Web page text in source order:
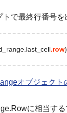
トで最終行番号
.row)
オブジェクト
に相当す